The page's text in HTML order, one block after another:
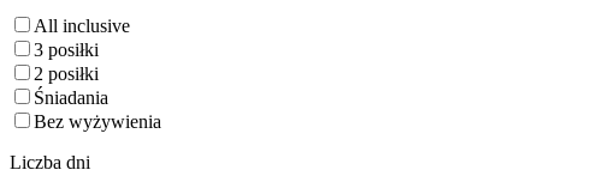
All inclusive
3 posiłki
2 posiłki
Śniadania
Bez wyżywienia
Liczba dni